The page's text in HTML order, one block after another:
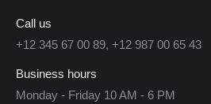
Call us
+12 345 67 00 89, +12 987 00 65 43
Business hours
Monday - Friday 10 AM - 6 PM